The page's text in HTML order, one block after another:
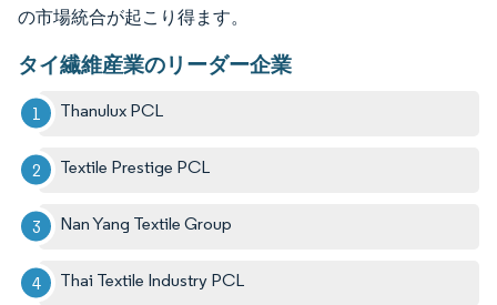
の市場統合が起こり得ます。
タイ繊維産業のリーダー企業
Thanulux PCL
Textile Prestige PCL
Nan Yang Textile Group
Thai Textile Industry PCL